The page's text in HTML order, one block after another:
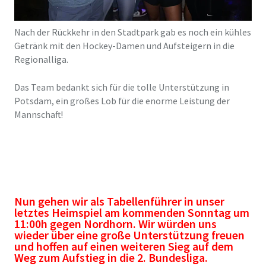
Nach der Rückkehr in den Stadtpark gab es noch ein kühles
Getränk mit den Hockey-Damen und Aufsteigern in die
Regionalliga.
Das Team bedankt sich für die tolle Unterstützung in
Potsdam, ein großes Lob für die enorme Leistung der
Mannschaft!
Nun gehen wir als Tabellenführer in unser
letztes Heimspiel am kommenden Sonntag um
11:00h gegen Nordhorn. Wir würden uns
wieder über eine große Unterstützung freuen
und hoffen auf einen weiteren Sieg auf dem
Weg zum Aufstieg in die 2. Bundesliga.